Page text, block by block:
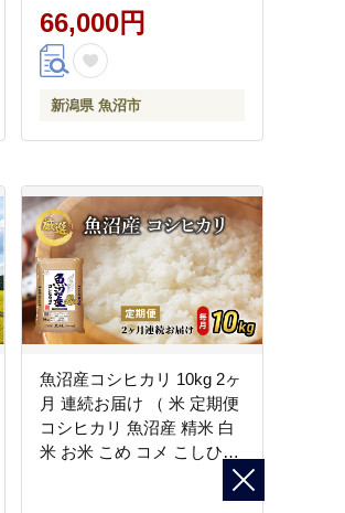
66,000円
新潟県 魚沼市
魚沼産コシヒカリ 10kg 2ヶ
月 連続お届け （ 米 定期便
コシヒカリ 魚沼産 精米 白
米 お米 こめ コメ こしひか